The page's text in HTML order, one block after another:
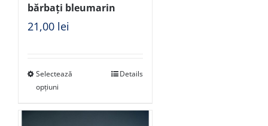
bărbați bleumarin
21,00 lei
Selectează
opțiuni
Details